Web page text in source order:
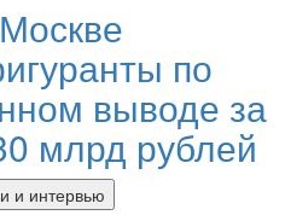
по
выводе за
млрд рублей
и интервью